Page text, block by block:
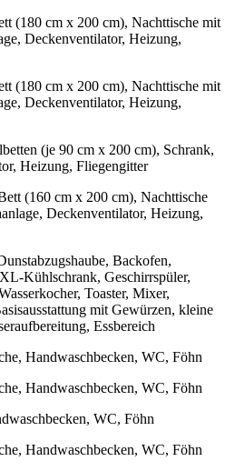
(180 cm x 200 cm), Nachttische mit
Deckenventilator, Heizung,
(180 cm x 200 cm), Nachttische mit
Deckenventilator, Heizung,
(je 90 cm x 200 cm), Schrank,
Heizung, Fliegengitter
(160 cm x 200 cm), Nachttische
Deckenventilator, Heizung,
Backofen,
Kühlschrank, Geschirrspüler,
Toaster, Mixer,
mit Gewürzen, kleine
Essbereich
Handwaschbecken, WC, Föhn
Handwaschbecken, WC, Föhn
WC, Föhn
Handwaschbecken, WC, Föhn